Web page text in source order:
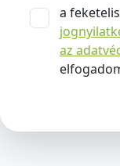
a
az